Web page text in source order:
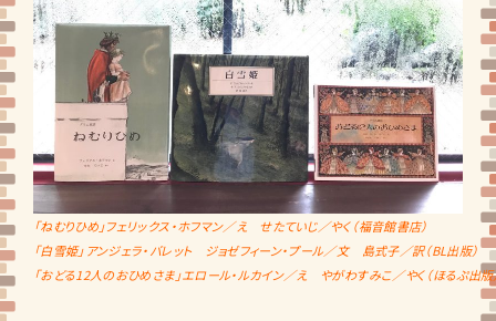
「ねむりひめ」フェリックス・ホフマン／え せたていじ／やく（福音館書店）
「白雪姫」アンジェラ・バレット ジョゼフィーン・プール／文 島式子／訳（BL出版）
「おどる12人のおひめさま」エロール・ルカイン／え やがわすみこ／やく（ほるぷ出版